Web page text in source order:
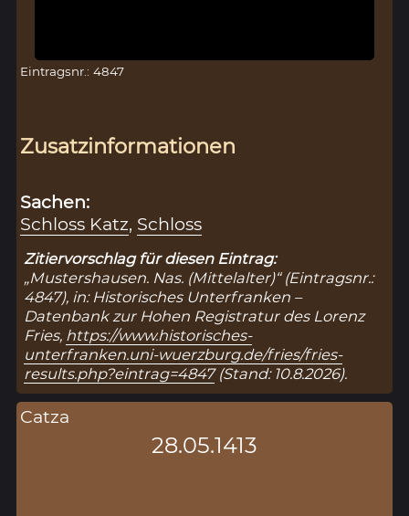
Eintragsnr.: 4847
Zusatzinformationen
Sachen:
Schloss Katz, Schloss
Zitiervorschlag für diesen Eintrag:
„Mustershausen. Nas. (Mittelalter)“ (Eintragsnr.:
4847), in: Historisches Unterfranken –
Datenbank zur Hohen Registratur des Lorenz
Fries, https://www.historisches-
unterfranken.uni-wuerzburg.de/fries/fries-
results.php?eintrag=4847(Stand: 10.8.2026).
Catza
28.05.1413